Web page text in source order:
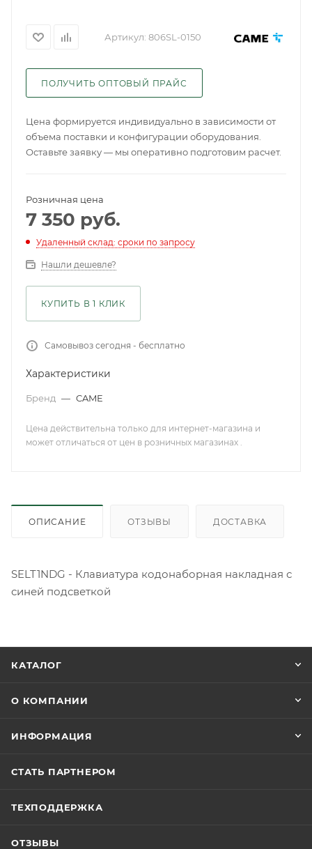
Артикул: 806SL-0150
ПОЛУЧИТЬ ОПТОВЫЙ ПРАЙС
Цена формируется индивидуально в зависимости от
объема поставки и конфигурации оборудования.
Оставьте заявку — мы оперативно подготовим расчет.
Розничная цена
7 350 руб.
Удаленный склад: сроки по запросу
Нашли дешевле?
КУПИТЬ В 1 КЛИК
Самовывоз сегодня - бесплатно
Характеристики
Бренд — CAME
Цена действительна только для интернет-магазина и
может отличаться от цен в розничных магазинах .
ОПИСАНИЕ ОТЗЫВЫ ДОСТАВКА
SELT1NDG - Клавиатура кодонаборная накладная с
синей подсветкой
КАТАЛОГ
О КОМПАНИИ
ИНФОРМАЦИЯ
СТАТЬ ПАРТНЕРОМ
ТЕХПОДДЕРЖКА
ОТЗЫВЫ